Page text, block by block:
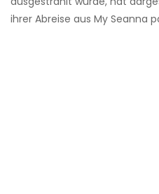
ihrer Abreise aus My Seanna